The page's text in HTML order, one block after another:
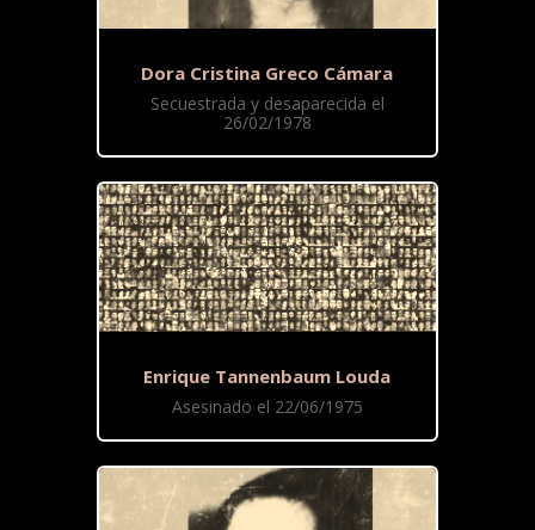
Dora Cristina Greco Cámara
Secuestrada y desaparecida el
26/02/1978
Enrique Tannenbaum Louda
Asesinado el 22/06/1975